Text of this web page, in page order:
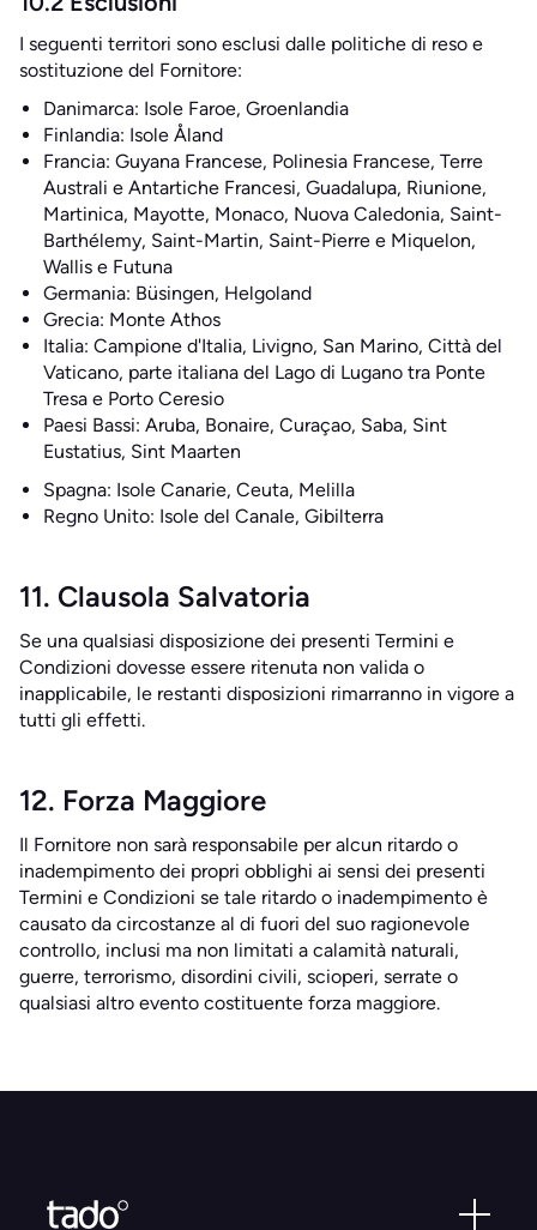
I seguenti territori sono esclusi dalle politiche di reso e
sostituzione del Fornitore:
Danimarca: Isole Faroe, Groenlandia
Finlandia: Isole Åland
Francia: Guyana Francese, Polinesia Francese, Terre
Australi e Antartiche Francesi, Guadalupa, Riunione,
Martinica, Mayotte, Monaco, Nuova Caledonia, Saint-
Barthélemy, Saint-Martin, Saint-Pierre e Miquelon,
Wallis e Futuna
Germania: Büsingen, Helgoland
Grecia: Monte Athos
Italia: Campione d'Italia, Livigno, San Marino, Città del
Vaticano, parte italiana del Lago di Lugano tra Ponte
Tresa e Porto Ceresio
Paesi Bassi: Aruba, Bonaire, Curaçao, Saba, Sint
Eustatius, Sint Maarten
Spagna: Isole Canarie, Ceuta, Melilla
Regno Unito: Isole del Canale, Gibilterra
11. Clausola Salvatoria
Se una qualsiasi disposizione dei presenti Termini e
Condizioni dovesse essere ritenuta non valida o
inapplicabile, le restanti disposizioni rimarranno in vigore a
tutti gli effetti.
12. Forza Maggiore
Il Fornitore non sarà responsabile per alcun ritardo o
inadempimento dei propri obblighi ai sensi dei presenti
Termini e Condizioni se tale ritardo o inadempimento è
causato da circostanze al di fuori del suo ragionevole
controllo, inclusi ma non limitati a calamità naturali,
guerre, terrorismo, disordini civili, scioperi, serrate o
qualsiasi altro evento costituente forza maggiore.